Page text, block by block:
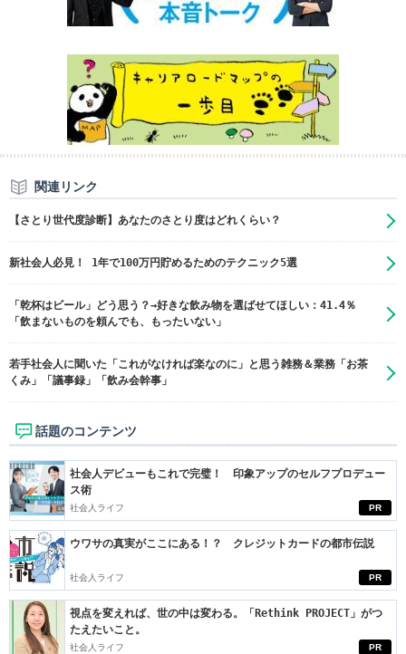
関連リンク
【さとり世代度診断】あなたのさとり度はどれくらい？
新社会人必見！ 1年で100万円貯めるためのテクニック5選
「乾杯はビール」どう思う？→好きな飲み物を選ばせてほしい：41.4％
「飲まないものを頼んでも、もったいない」
若手社会人に聞いた「これがなければ楽なのに」と思う雑務＆業務「お茶
くみ」「議事録」「飲み会幹事」
話題のコンテンツ
PR
社会人デビューもこれで完璧！ 印象アップのセルフプロデュー
ス術
社会人ライフ
PR
ウワサの真実がここにある！？ クレジットカードの都市伝説
社会人ライフ
PR
視点を変えれば、世の中は変わる。「Rethink PROJECT」がつ
たえたいこと。
社会人ライフ